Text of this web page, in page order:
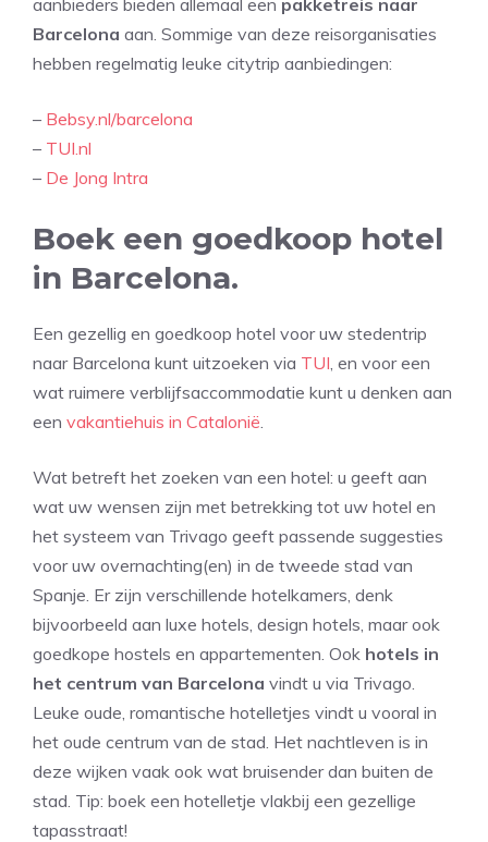
Barcelona aan. Sommige van deze reisorganisaties
hebben regelmatig leuke citytrip aanbiedingen:
– Bebsy.nl/barcelona
– TUI.nl
– De Jong Intra
Boek een goedkoop hotel
in Barcelona.
Een gezellig en goedkoop hotel voor uw stedentrip
naar Barcelona kunt uitzoeken via TUI , en voor een
wat ruimere verblijfsaccommodatie kunt u denken aan
een vakantiehuis in Catalonië
Wat betreft het zoeken van een hotel: u geeft aan
wat uw wensen zijn met betrekking tot uw hotel en
het systeem van Trivago geeft passende suggesties
voor uw overnachting(en) in de tweede stad van
Spanje. Er zijn verschillende hotelkamers, denk
bijvoorbeeld aan luxe hotels, design hotels, maar ook
goedkope hostels en appartementen. Ook hotels in
het centrum van Barcelona vindt u via Trivago.
Leuke oude, romantische hotelletjes vindt u vooral in
het oude centrum van de stad. Het nachtleven is in
deze wijken vaak ook wat bruisender dan buiten de
stad. Tip: boek een hotelletje vlakbij een gezellige
tapasstraat!